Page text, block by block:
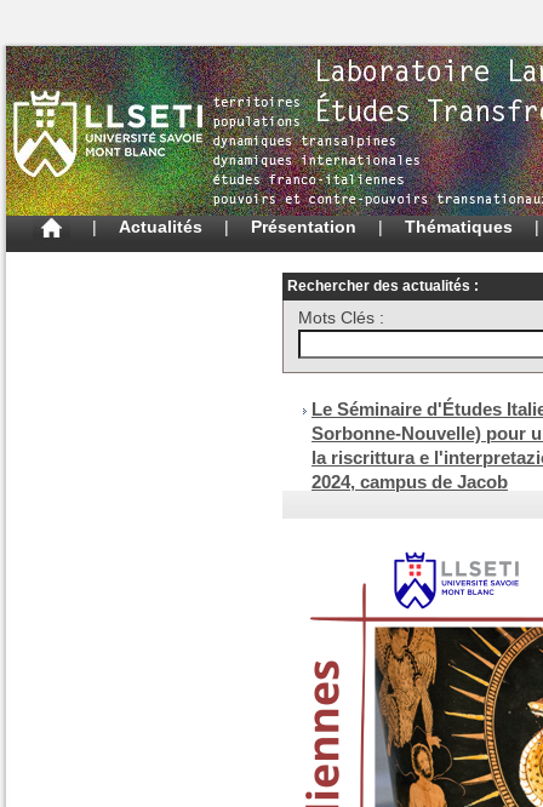
| Actualités | Présentation | Thématiques
Rechercher des actualités :
Mots Clés :
Le Séminaire d'Études
Sorbonne-Nouvelle) pour
la riscrittura e
2024, campus de Jacob